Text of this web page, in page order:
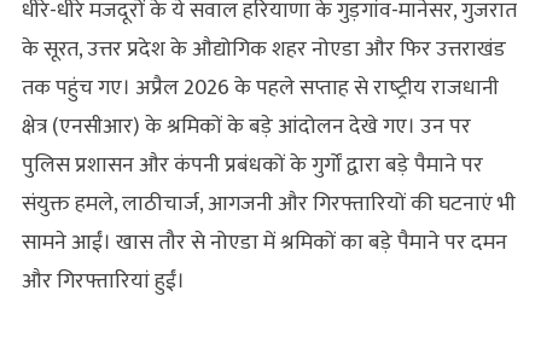
धीरे-धीरे मजदूरों के ये सवाल हरियाणा के गुड़गांव-मानेसर, गुजरात
के सूरत, उत्तर प्रदेश के औद्योगिक शहर नोएडा और फिर उत्तराखंड
तक पहुंच गए। अप्रैल 2026 के पहले सप्ताह से राष्‍ट्रीय राजधानी
क्षेत्र (एनसीआर) के श्रमिकों के बड़े आंदोलन देखे गए। उन पर
पुलिस प्रशासन और कंपनी प्रबंधकों के गुर्गों द्वारा बड़े पैमाने पर
संयुक्त हमले, लाठीचार्ज, आगजनी और गिरफ्तारियों की घटनाएं भी
सामने आईं। खास तौर से नोएडा में श्रमिकों का बड़े पैमाने पर दमन
और गिरफ्तारियां हुईं।